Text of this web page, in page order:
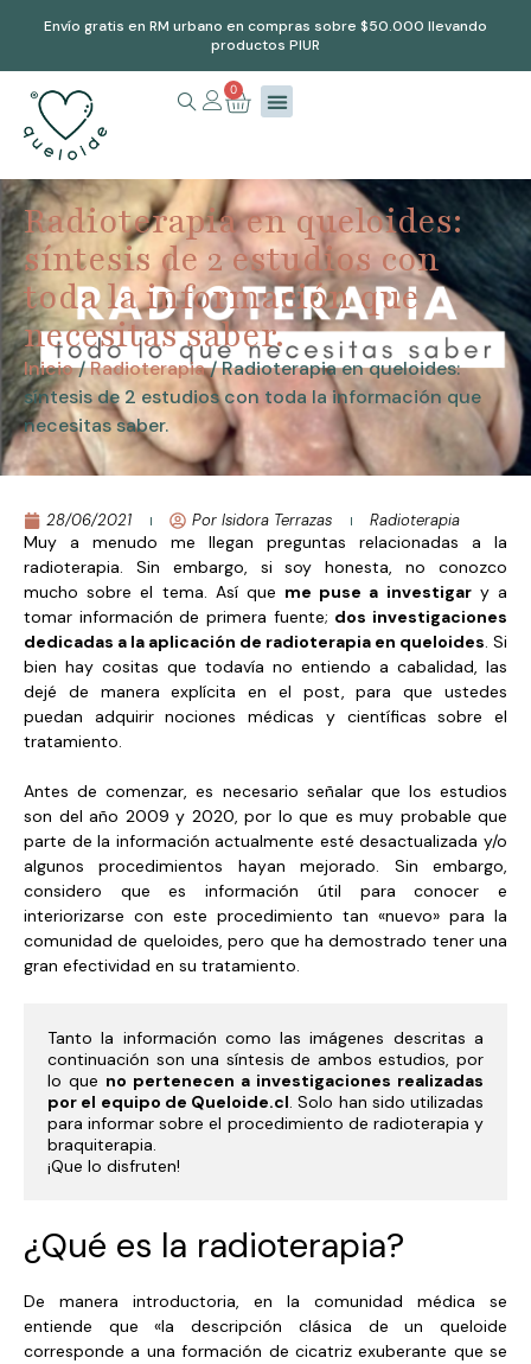
Envío gratis en RM urbano en compras sobre $50.000 llevando
productos PIUR
0
Radioterapia en queloides:
síntesis de 2 estudios con
toda la información que
necesitas saber.
Inicio/Radioterapia/ Radioterapia en queloides:
síntesis de 2 estudios con toda la información que
necesitas saber.
28/06/2021 Por Isidora Terrazas Radioterapia
Muy a menudo me llegan preguntas relacionadas a la
radioterapia. Sin embargo, si soy honesta, no conozco
mucho sobre el tema. Así que me puse a investigary a
tomar información de primera fuente; dos investigaciones
dedicadas a la aplicación de radioterapia en queloides. Si
bien hay cositas que todavía no entiendo a cabalidad, las
dejé de manera explícita en el post, para que ustedes
puedan adquirir nociones médicas y científicas sobre el
tratamiento.
Antes de comenzar, es necesario señalar que los estudios
son del año 2009 y 2020, por lo que es muy probable que
parte de la información actualmente esté desactualizada y/o
algunos procedimientos hayan mejorado. Sin embargo,
considero que es información útil para conocer e
interiorizarse con este procedimiento tan «nuevo» para la
comunidad de queloides, pero que ha demostrado tener una
gran efectividad en su tratamiento.
Tanto la información como las imágenes descritas a
continuación son una síntesis de ambos estudios, por
lo que no pertenecen a investigaciones realizadas
por el equipo de Queloide.cl. Solo han sido utilizadas
para informar sobre el procedimiento de radioterapia y
braquiterapia.
¡Que lo disfruten!
¿Qué es la radioterapia?
De manera introductoria, en la comunidad médica se
entiende que «la descripción clásica de un queloide
corresponde a una formación de cicatriz exuberante que se